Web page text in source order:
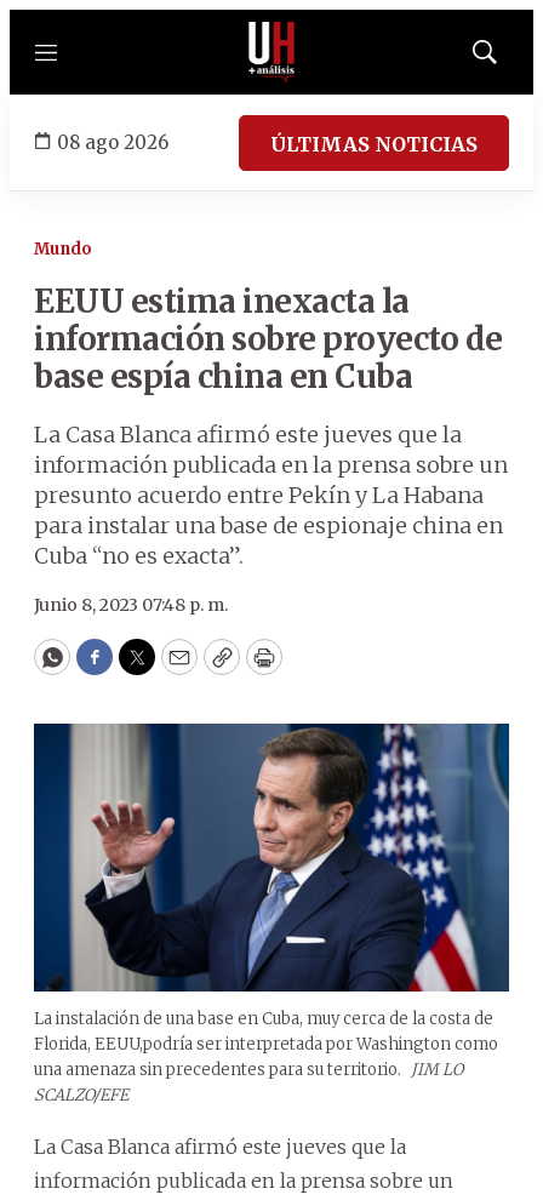
Menú
Mostrar
08 ago 2026 ÚLTIMAS NOTICIAS
Mundo
EEUU estima inexacta la
información sobre proyecto de
base espía china en Cuba
La Casa Blanca afirmó este jueves que la
información publicada en la prensa sobre un
presunto acuerdo entre Pekín y La Habana
para instalar una base de espionaje china en
Cuba “no es exacta”.
Junio 8, 2023 07:48 p. m.
WhatsApp
Facebook
Twitter
EmailCopyPrint
La instalación de una base en Cuba, muy cerca de la costa de
Florida, EEUU,podría ser interpretada por Washington como
una amenaza sin precedentes para su territorio. JIM LO
SCALZO/EFE
La Casa Blanca afirmó este jueves que la
información publicada en la prensa sobre un